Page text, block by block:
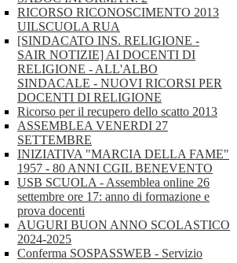
RICORSO RICONOSCIMENTO 2013
UILSCUOLA RUA
[SINDACATO INS. RELIGIONE -
SAIR NOTIZIE] AI DOCENTI DI
RELIGIONE - ALL'ALBO
SINDACALE - NUOVI RICORSI PER
DOCENTI DI RELIGIONE
Ricorso per il recupero dello scatto 2013
ASSEMBLEA VENERDI 27
SETTEMBRE
INIZIATIVA "MARCIA DELLA FAME"
1957 - 80 ANNI CGIL BENEVENTO
USB SCUOLA - Assemblea online 26
settembre ore 17: anno di formazione e
prova docenti
AUGURI BUON ANNO SCOLASTICO
2024-2025
Conferma SOSPASSWEB - Servizio